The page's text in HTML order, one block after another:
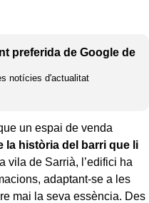
preferida de Google de
notícies d'actualitat
un espai de venda
la història del barri que li
vila de Sarrià, l’edifici ha
adaptant-se a les
mai la seva essència. Des